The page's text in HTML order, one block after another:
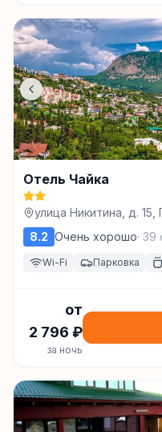
Отель Чайка
улица Никитина, д. 15,
8.2 Очень хорошо· 39
Wi-Fi Парковка
от
2 796 ₽
за ночь